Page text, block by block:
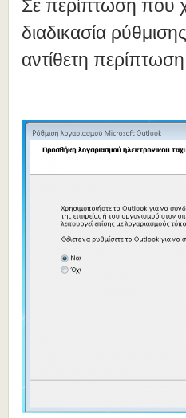
Σε περίπτωση που
διαδικασία
αντίθετη περίπτωση